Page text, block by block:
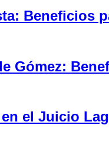
Beneficios
Gómez:
el Juicio